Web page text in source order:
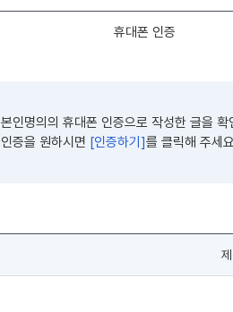
휴대폰 인증
본인명의의 휴대폰 인증으로 작성한 글을 확
인증을 원하시면 [인증하기]를 클릭해 주세